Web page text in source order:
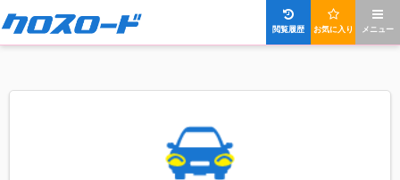
メニュー
お気に入り
閲覧履歴